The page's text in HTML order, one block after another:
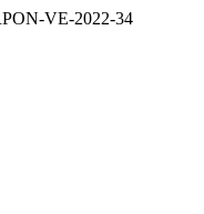
VE-2022-34